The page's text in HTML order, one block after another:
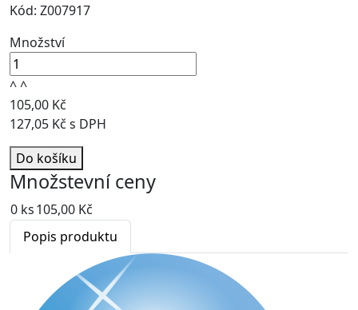
Kód: Z007917
Množství
^^
105,00 Kč
127,05 Kč s DPH
Do košíku
Množstevní ceny
0 ks105,00 Kč
Popis produktu